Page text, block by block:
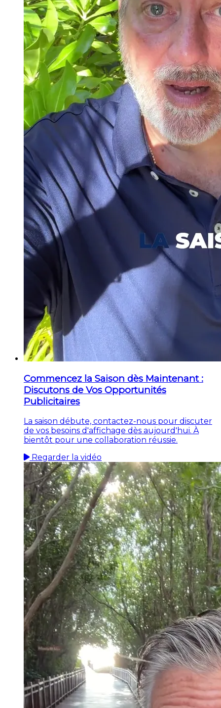
Commencez la Saison dès Maintenant :
Discutons de Vos Opportunités
Publicitaires
La saison débute, contactez-nous pour discuter
de vos besoins d'affichage dès aujourd'hui. À
bientôt pour une collaboration réussie.
Regarder la vidéo